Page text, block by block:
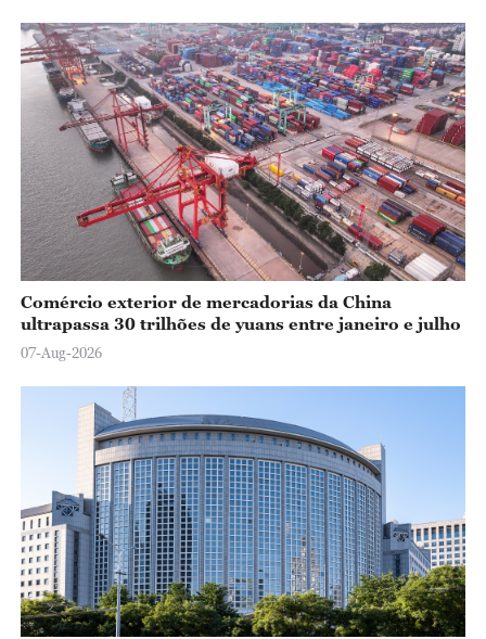
Comércio exterior de mercadorias da China
ultrapassa 30 trilhões de yuans entre janeiro e julho
07-Aug-2026